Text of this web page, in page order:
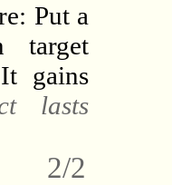
Put a
target
gains
lasts
2/2